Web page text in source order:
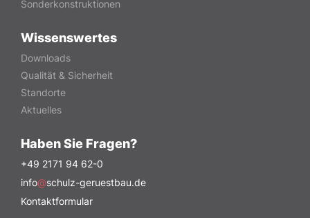
Sonderkonstruktionen
Wissenswertes
Downloads
Qualität & Sicherheit
Standorte
Aktuelles
Haben Sie Fragen?
+49 2171 94 62-0
info@schulz-geruestbau.de
Kontaktformular